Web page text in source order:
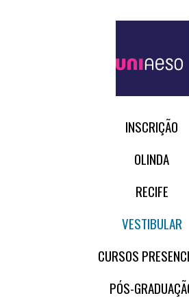
INSCRIÇÃO
OLINDA
RECIFE
VESTIBULAR
CURSOS
PÓS-